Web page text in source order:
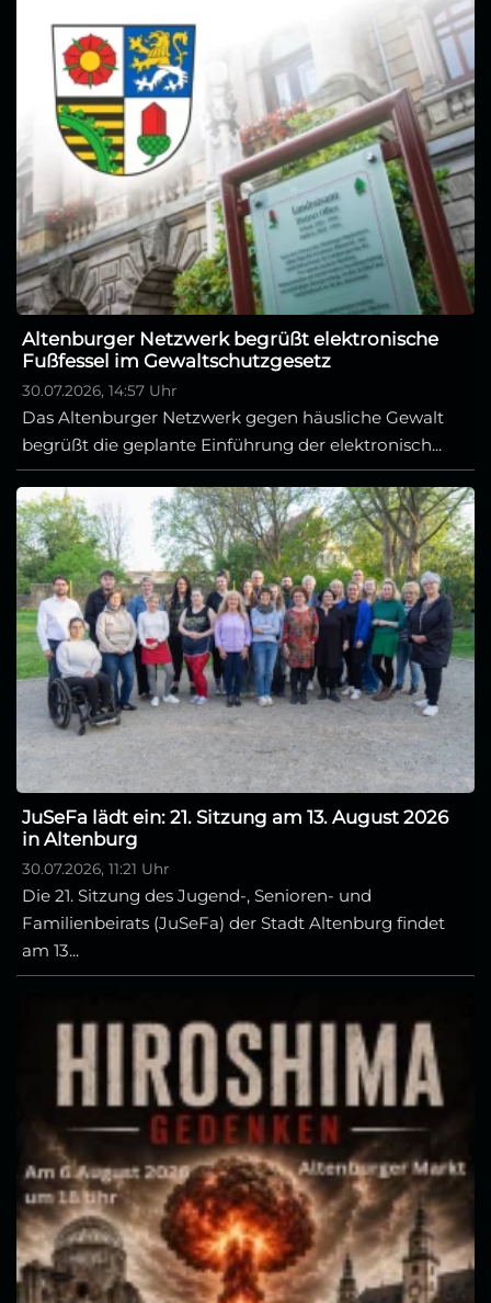
Altenburger Netzwerk begrüßt elektronische
Fußfessel im Gewaltschutzgesetz
30.07.2026, 14:57 Uhr
Das Altenburger Netzwerk gegen häusliche Gewalt
begrüßt die geplante Einführung der elektronisch...
JuSeFa lädt ein: 21. Sitzung am 13. August 2026
in Altenburg
30.07.2026, 11:21 Uhr
Die 21. Sitzung des Jugend-, Senioren- und
Familienbeirats (JuSeFa) der Stadt Altenburg findet
am 13...